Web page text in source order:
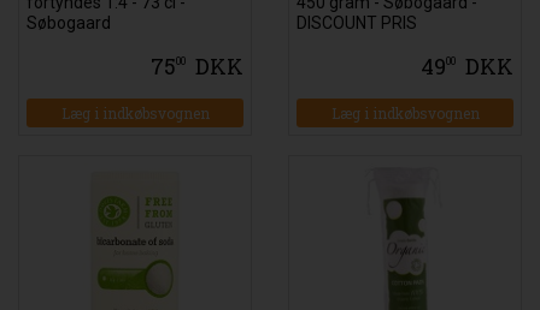
Søbogaard
7500 DKK
Læg i indkøbsvognen
DISCOUNT PRIS
4900 DKK
Læg i indkøbsvognen